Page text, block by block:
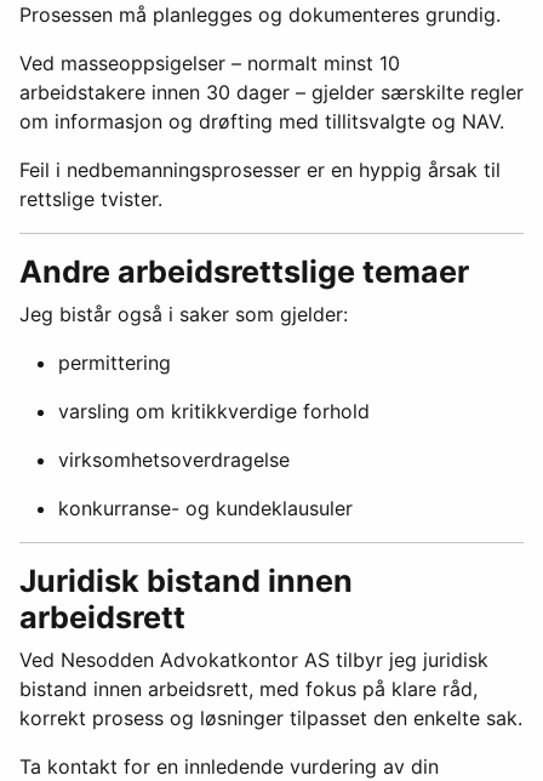
Prosessen må planlegges og dokumenteres grundig.
Ved masseoppsigelser – normalt minst 10
arbeidstakere innen 30 dager – gjelder særskilte regler
om informasjon og drøfting med tillitsvalgte og NAV.
Feil i nedbemanningsprosesser er en hyppig årsak til
rettslige tvister.
Andre arbeidsrettslige temaer
Jeg bistår også i saker som gjelder:
permittering
varsling om kritikkverdige forhold
virksomhetsoverdragelse
konkurranse- og kundeklausuler
Juridisk bistand innen
arbeidsrett
Ved Nesodden Advokatkontor AS tilbyr jeg juridisk
bistand innen arbeidsrett, med fokus på klare råd,
korrekt prosess og løsninger tilpasset den enkelte sak.
Ta kontakt for en innledende vurdering av din